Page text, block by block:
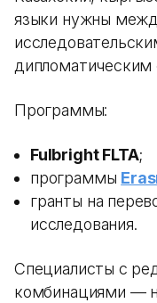
языки нужны
дипломатическим
Программы:
Fulbright FLTA;
программы
гранты на
исследования.
Специалисты с
комбинациями —